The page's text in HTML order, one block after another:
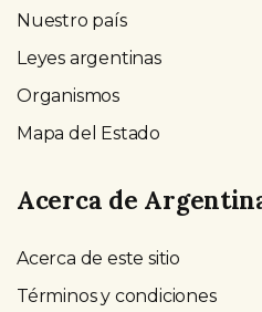
Nuestro país
Leyes argentinas
Organismos
Mapa del Estado
Acerca de
Acerca de este sitio
Términos y condiciones